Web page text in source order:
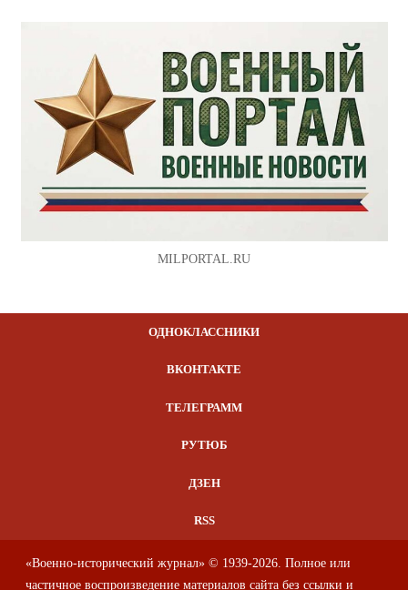
MILPORTAL.RU
ОДНОКЛАССНИКИ
ВКОНТАКТЕ
ТЕЛЕГРАММ
РУТЮБ
ДЗЕН
RSS
«Военно-исторический журнал» © 1939-2026. Полное или
частичное воспроизведение материалов сайта без ссылки и